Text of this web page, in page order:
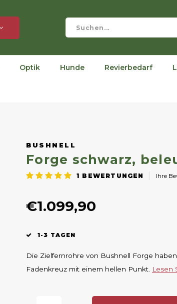
Optik Hunde Revierbedarf
BUSHNELL
Forge schwarz,
1 BEWERTUNGEN Ihre
€1.099,90
1-3 TAGEN
Die Zielfernrohre von Bushnell Forge
Fadenkreuz mit einem hellen Punkt. Lesen